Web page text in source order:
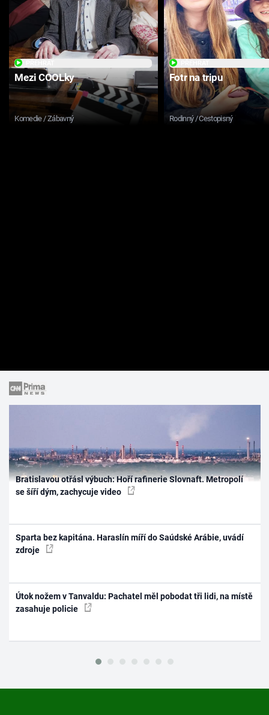
Mezi COOLky
Komedie / Zábavný
Fotr na tripu
Rodinný / Cestopisný
Bratislavou otřásl výbuch: Hoří rafinerie Slovnaft. Metropolí
se šíří dým, zachycuje video
Sparta bez kapitána. Haraslín míří do Saúdské Arábie, uvádí
zdroje
Útok nožem v Tanvaldu: Pachatel měl pobodat tři lidi, na místě
zasahuje policie